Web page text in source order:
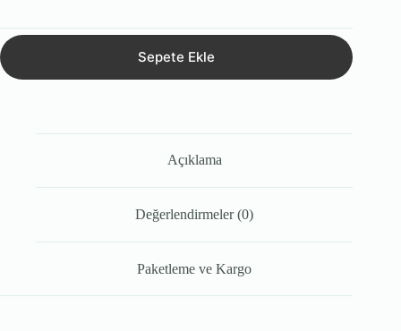
Sepete Ekle
Açıklama
Değerlendirmeler (0)
Paketleme ve Kargo